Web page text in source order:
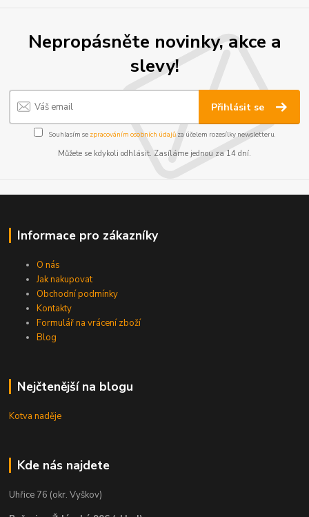
Nepropásněte novinky, akce a
slevy!
Přihlásit se
Souhlasím se zpracováním osobních údajůza účelem rozesílky newsletteru.
Můžete se kdykoli odhlásit. Zasíláme jednou za 14 dní.
Informace pro zákazníky
O nás
Jak nakupovat
Obchodní podmínky
Kontakty
Formulář na vrácení zboží
Blog
Nejčtenější na blogu
Kotva naděje
Kde nás najdete
Uhřice 76 (okr. Vyškov)